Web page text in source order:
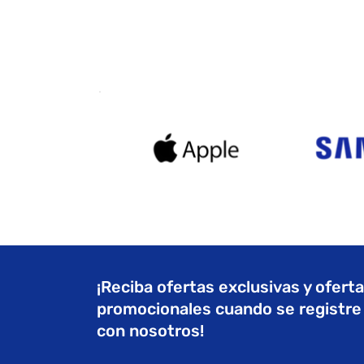
¡Reciba ofertas exclusivas y
promocionales cuando se registre
con nosotros!